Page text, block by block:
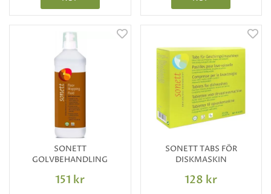
SONETT
GOLVBEHANDLING
151 kr
SONETT TABS FÖR
DISKMASKIN
128 kr